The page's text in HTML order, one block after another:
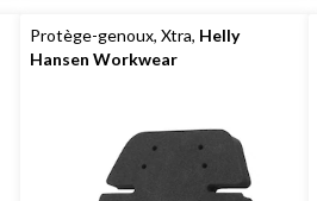
Protège-genoux, Xtra, Helly
Hansen Workwear